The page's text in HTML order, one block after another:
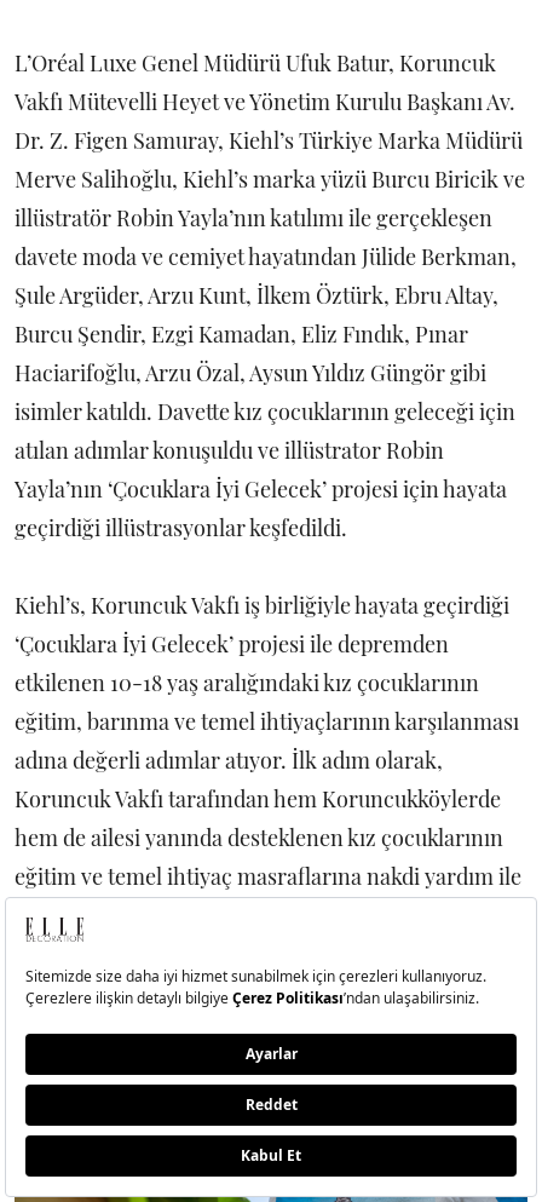
L’Oréal Luxe Genel Müdürü Ufuk Batur, Koruncuk
Vakfı Mütevelli Heyet ve Yönetim Kurulu Başkanı Av.
Dr. Z. Figen Samuray, Kiehl’s Türkiye Marka Müdürü
Merve Salihoğlu, Kiehl’s marka yüzü Burcu Biricik ve
illüstratör Robin Yayla’nın katılımı ile gerçekleşen
davete moda ve cemiyet hayatından Jülide Berkman,
Şule Argüder, Arzu Kunt, İlkem Öztürk, Ebru Altay,
Burcu Şendir, Ezgi Kamadan, Eliz Fındık, Pınar
Haciarifoğlu, Arzu Özal, Aysun Yıldız Güngör gibi
isimler katıldı. Davette kız çocuklarının geleceği için
atılan adımlar konuşuldu ve illüstrator Robin
Yayla’nın ‘Çocuklara İyi Gelecek’ projesi için hayata
geçirdiği illüstrasyonlar keşfedildi.
Kiehl’s, Koruncuk Vakfı iş birliğiyle hayata geçirdiği
‘Çocuklara İyi Gelecek’ projesi ile depremden
etkilenen 10-18 yaş aralığındaki kız çocuklarının
eğitim, barınma ve temel ihtiyaçlarının karşılanması
adına değerli adımlar atıyor. İlk adım olarak,
Koruncuk Vakfı tarafından hem Koruncukköylerde
hem de ailesi yanında desteklenen kız çocuklarının
eğitim ve temel ihtiyaç masraflarına nakdi yardım ile
destek olan Kiehl’s, Koruncuk Vakfı’yla olan bu
çıkarmak adına dijital illüstrasyonları ile tanınan
illüstratör Robin Yayla ile yeni bir iş birliğine imza
attı.